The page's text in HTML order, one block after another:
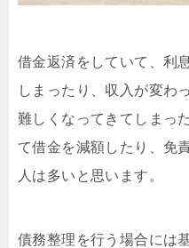
借金返済をしていて、利
しまったり、収入が変わ
難しくなってきてしまっ
て借金を減額したり、免
人は多いと思います。
債務整理を行う場合には